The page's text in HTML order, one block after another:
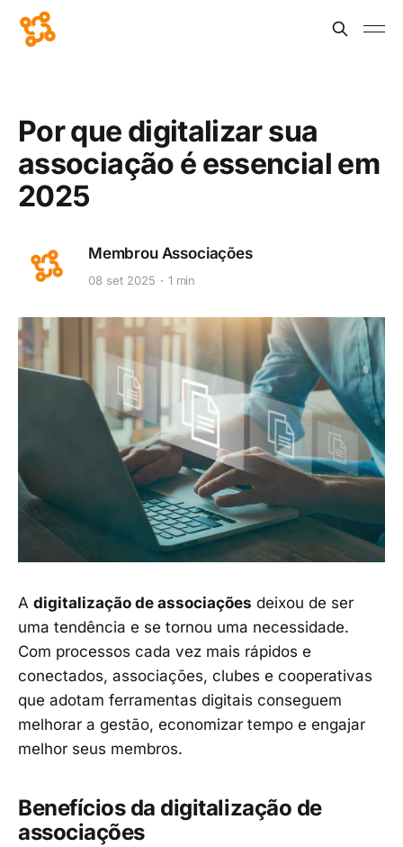
Por que digitalizar sua
associação é essencial em
2025
Membrou Associações
08 set 2025 1 min
A digitalização de associações deixou de ser
uma tendência e se tornou uma necessidade.
Com processos cada vez mais rápidos e
conectados, associações, clubes e cooperativas
que adotam ferramentas digitais conseguem
melhorar a gestão, economizar tempo e engajar
melhor seus membros.
Benefícios da digitalização de
associações